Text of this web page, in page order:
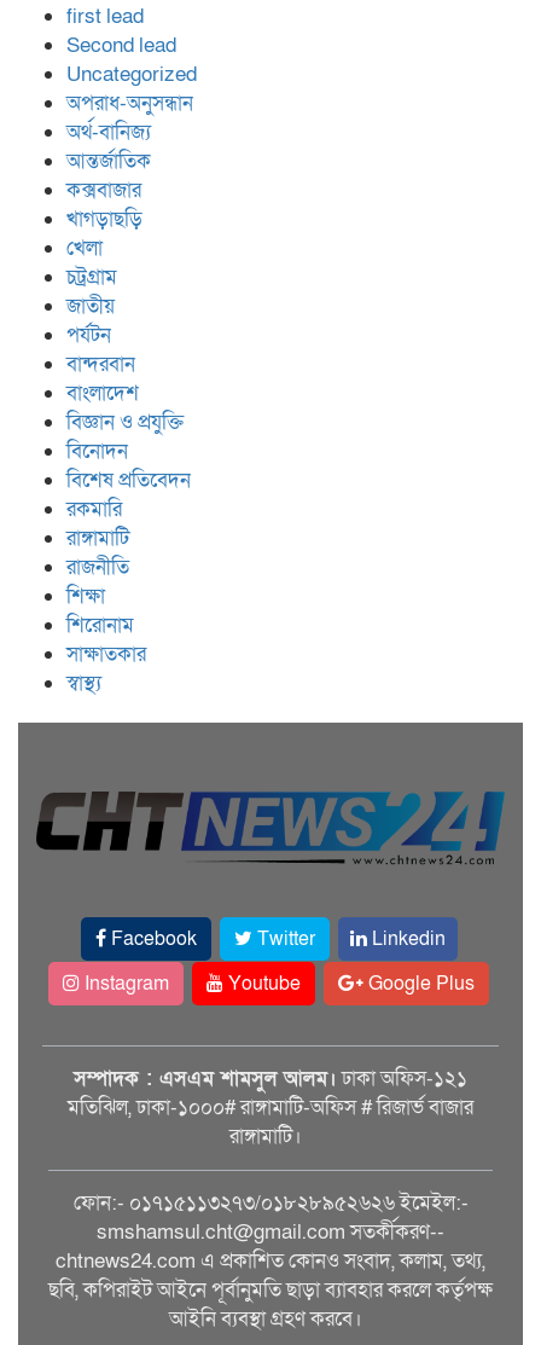
first lead
Second lead
Uncategorized
অপরাধ-অনুসন্ধান
অর্থ-বানিজ্য
আন্তর্জাতিক
কক্সবাজার
খাগড়াছড়ি
খেলা
চট্রগ্রাম
জাতীয়
পর্যটন
বান্দরবান
বাংলাদেশ
বিজ্ঞান ও প্রযুক্তি
বিনোদন
বিশেষ প্রতিবেদন
রকমারি
রাঙ্গামাটি
রাজনীতি
শিক্ষা
শিরোনাম
সাক্ষাতকার
স্বাস্থ্য
Facebook Twitter
Linkedin
Instagram
Youtube Google Plus
সম্পাদক : এসএম শামসুল আলম। ঢাকা অফিস-১২১
মতিঝিল, ঢাকা-১০০০# রাঙ্গামাটি-অফিস # রিজার্ভ বাজার
রাঙ্গামাটি।
ফোন:- ০১৭১৫১১৩২৭৩/০১৮২৮৯৫২৬২৬ ইমেইল:-
smshamsul.cht@gmail.com সতর্কীকরণ--
chtnews24.com এ প্রকাশিত কোনও সংবাদ, কলাম, তথ্য,
ছবি, কপিরাইট আইনে পূর্বানুমতি ছাড়া ব্যাবহার করলে কর্তৃপক্ষ
আইনি ব্যবস্থা গ্রহণ করবে।